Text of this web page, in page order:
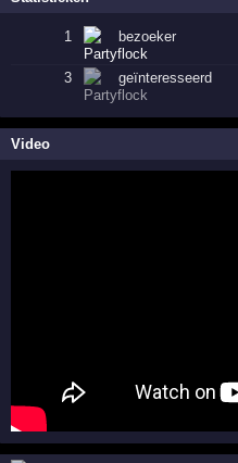
1 bezoeker
3 geïnteresseerd
Video